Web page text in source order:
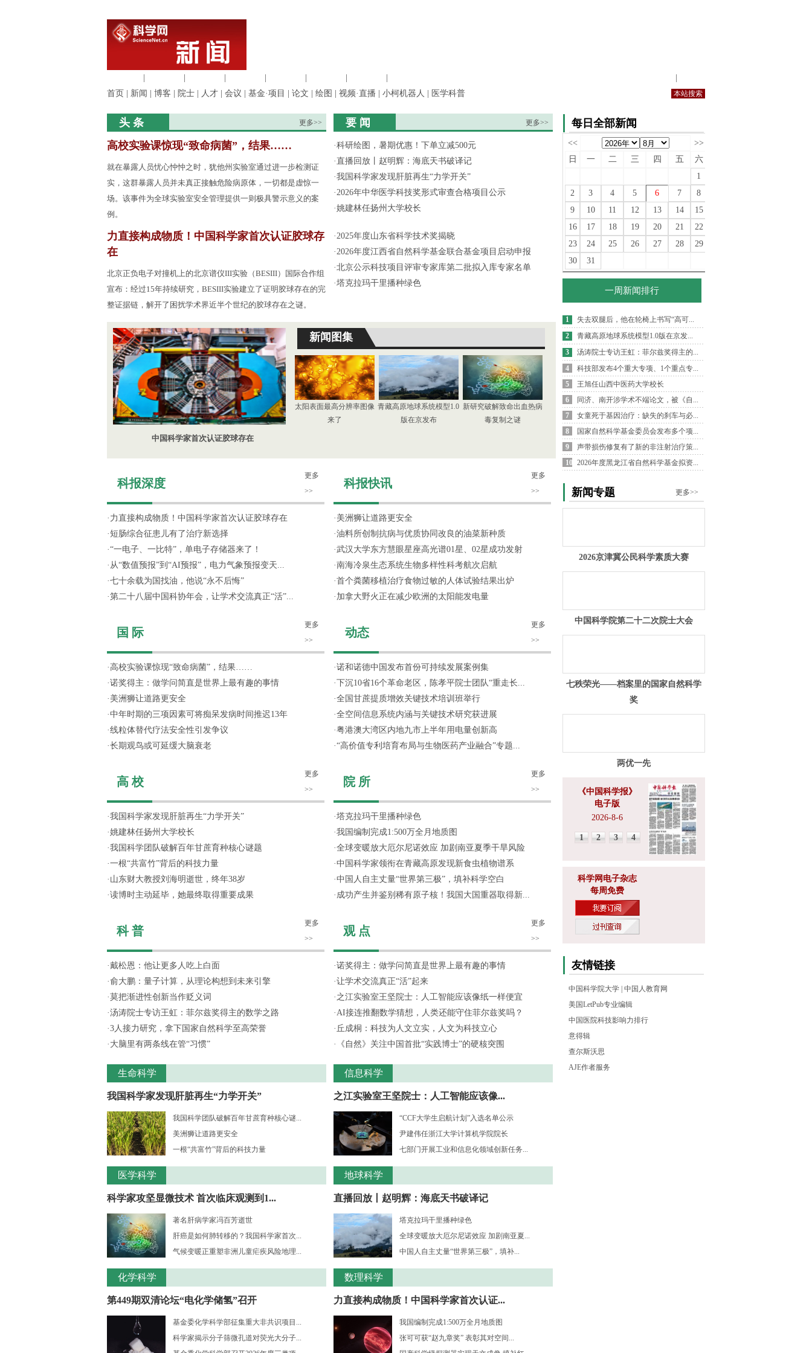
首页
新闻 博客 院士 人才 会议 基金·项目 论文 绘图 视频·直播 小柯机器人 医学科普
头 条 更多>>
高校实验课惊现“致命病菌”，结果……
就在暴露人员忧心忡忡之时，犹他州实验室通过进一步检测证
实，这群暴露人员并未真正接触危险病原体，一切都是虚惊一
场。该事件为全球实验室安全管理提供一则极具警示意义的案
例。
力直接构成物质！中国科学家首次认证胶球存
在
北京正负电子对撞机上的北京谱仪III实验（BESIII）国际合作组
宣布：经过15年持续研究，BESIII实验建立了证明胶球存在的完
整证据链，解开了困扰学术界近半个世纪的胶球存在之谜。
要 闻 更多>>
·科研绘图，暑期优惠！下单立减500元
·直播回放丨赵明辉：海底天书破译记
·我国科学家发现肝脏再生“力学开关”
·2026年中华医学科技奖形式审查合格项目公示
·姚建林任扬州大学校长
·2025年度山东省科学技术奖揭晓
·2026年度江西省自然科学基金联合基金项目启动申报
·北京公示科技项目评审专家库第二批拟入库专家名单
·塔克拉玛干里播种绿色
中国科学家首次认证胶球存在
新闻图集
太阳表面最高分辨率图像
来了
青藏高原地球系统模型1.0
版在京发布
新研究破解致命出血热病
毒复制之谜
科报深度
更多
>>
· 力直接构成物质！中国科学家首次认证胶球存在
· 短肠综合征患儿有了治疗新选择
·“一电子、一比特”，单电子存储器来了！
· 从“数值预报”到“AI预报”，电力气象预报变天...
·七十余载为国找油，他说“永不后悔”
·第二十八届中国科协年会，让学术交流真正“活”...
国 际
更多
>>
· 高校实验课惊现“致命病菌”，结果……
·诺奖得主：做学问简直是世界上最有趣的事情
· 美洲狮让道路更安全
·中年时期的三项因素可将痴呆发病时间推迟13年
·线粒体替代疗法安全性引发争议
·长期观鸟或可延缓大脑衰老
高 校
更多
>>
·我国科学家发现肝脏再生“力学开关”
·姚建林任扬州大学校长
·我国科学团队破解百年甘蔗育种核心谜题
·一根“共富竹”背后的科技力量
· 山东财大教授刘海明逝世，终年38岁
·读博时主动延毕，她最终取得重要成果
科 普
更多
>>
·戴松恩：他让更多人吃上白面
·俞大鹏：量子计算，从理论构想到未来引擎
·莫把渐进性创新当作贬义词
·汤涛院士专访王虹：菲尔兹奖得主的数学之路
·3人接力研究，拿下国家自然科学至高荣誉
· 大脑里有两条线在管“习惯”
生命科学
我国科学家发现肝脏再生“力学开关”
我国科学团队破解百年甘蔗育种核心谜...
美洲狮让道路更安全
一根“共富竹”背后的科技力量
医学科学
科学家攻坚显微技术 首次临床观测到1...
著名肝病学家冯百芳逝世
肝癌是如何肺转移的？我国科学家首次...
气候变暖正重塑非洲儿童疟疾风险地理...
化学科学
第449期双清论坛“电化学储氢”召开
基金委化学科学部征集重大非共识项目...
科学家揭示分子筛微孔道对荧光大分子...
科报快讯
更多
>>
· 美洲狮让道路更安全
·油料所创制抗病与优质协同改良的油菜新种质
·武汉大学东方慧眼星座高光谱01星、02星成功发射
·南海冷泉生态系统生物多样性科考航次启航
·首个粪菌移植治疗食物过敏的人体试验结果出炉
· 加拿大野火正在减少欧洲的太阳能发电量
动态
更多
>>
·诺和诺德中国发布首份可持续发展案例集
·下沉10省16个革命老区，陈孝平院士团队“重走长...
·全国甘蔗提质增效关键技术培训班举行
·全空间信息系统内涵与关键技术研究获进展
·粤港澳大湾区内地九市上半年用电量创新高
·“高价值专利培育布局与生物医药产业融合”专题...
院 所
更多
>>
·塔克拉玛干里播种绿色
·我国编制完成1:500万全月地质图
·全球变暖放大厄尔尼诺效应 加剧南亚夏季干旱风险
·中国科学家领衔在青藏高原发现新食虫植物谱系
·中国人自主丈量“世界第三极”，填补科学空白
· 成功产生并鉴别稀有原子核！我国大国重器取得新...
观 点
更多
>>
·诺奖得主：做学问简直是世界上最有趣的事情
·让学术交流真正“活”起来
· 之江实验室王坚院士：人工智能应该像纸一样便宜
·AI接连推翻数学猜想，人类还能守住菲尔兹奖吗？
· 丘成桐：科技为人文立实，人文为科技立心
·
《自然》关注中国首批“实践博士”的硬核突围
信息科学
之江实验室王坚院士：人工智能应该像...
“CCF大学生启航计划”入选名单公示
尹建伟任浙江大学计算机学院院长
七部门开展工业和信息化领域创新任务...
地球科学
直播回放丨赵明辉：海底天书破译记
塔克拉玛干里播种绿色
全球变暖放大厄尔尼诺效应 加剧南亚夏...
中国人自主丈量“世界第三极”，填补...
数理科学
力直接构成物质！中国科学家首次认证...
我国编制完成1:500万全月地质图
张可可获“赵九章奖” 表彰其对空间...
每日全部新闻
<<
>>
日
一 二 三 四 五
六
1
2
3 4 5 6 7
8
9
10 11 12 13 14
15
16
17 18 19 20 21
22
23
24 25 26 27 28
29
30
31
一周新闻排行
1
失去双腿后，他在轮椅上书写“高可...
2
青藏高原地球系统模型1.0版在京发...
3
汤涛院士专访王虹：菲尔兹奖得主的...
4
科技部发布4个重大专项、1个重点专...
5
王旭任山西中医药大学校长
6
同济、南开涉学术不端论文，被《自...
7
女童死于基因治疗：缺失的刹车与必...
8
国家自然科学基金委员会发布多个项...
9
声带损伤修复有了新的非注射治疗策...
10 2026年度黑龙江省自然科学基金拟资...
新闻专题 更多>>
2026京津冀公民科学素质大赛
中国科学院第二十二次院士大会
七秩荣光——档案里的国家自然科学
奖
两优一先
《中国科学报》
电子版
2026-8-6
1 2 3 4
科学网电子杂志
每周免费
友情链接
中国科学院大学 中国人教育网
美国LetPub专业编辑
中国医院科技影响力排行
意得辑
查尔斯沃思
AJE作者服务